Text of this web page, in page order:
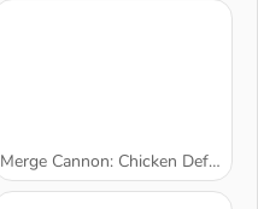
Merge Cannon: Chicken Defense